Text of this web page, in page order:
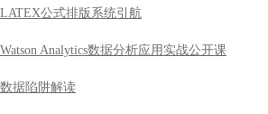
LATEX公式排版系统引航
Watson Analytics数据分析应用实战公开课
数据陷阱解读